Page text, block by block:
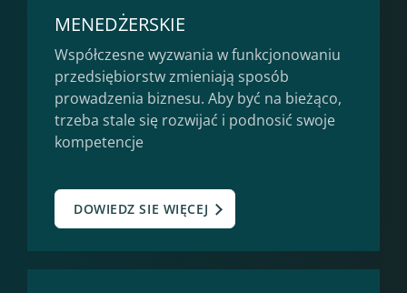
MENEDŻERSKIE
Współczesne wyzwania w funkcjonowaniu
przedsiębiorstw zmieniają sposób
prowadzenia biznesu. Aby być na bieżąco,
trzeba stale się rozwijać i podnosić swoje
kompetencje
DOWIEDZ SIE WIĘCEJ